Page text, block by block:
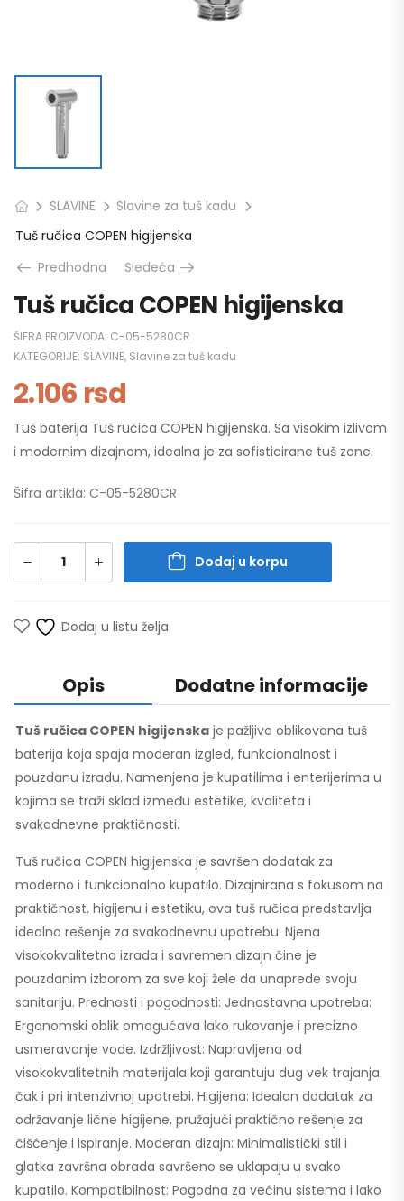
SLAVINE
Slavine za tuš kadu
Tuš ručica COPEN higijenska
Predhodna
Sledeća
Tuš ručica COPEN higijenska
ŠIFRA PROIZVODA: C-05-5280CR
KATEGORIJE: SLAVINE, Slavine za tuš kadu
2.106 rsd
Tuš baterija Tuš ručica COPEN higijenska. Sa visokim izlivom
i modernim dizajnom, idealna je za sofisticirane tuš zone.
Šifra artikla: C-05-5280CR
Dodaj u korpu
Dodaj u listu želja
Opis Dodatne informacije
Tuš ručica COPEN higijenska je pažljivo oblikovana tuš
baterija koja spaja moderan izgled, funkcionalnost i
pouzdanu izradu. Namenjena je kupatilima i enterijerima u
kojima se traži sklad između estetike, kvaliteta i
svakodnevne praktičnosti.
Tuš ručica COPEN higijenska je savršen dodatak za
moderno i funkcionalno kupatilo. Dizajnirana s fokusom na
praktičnost, higijenu i estetiku, ova tuš ručica predstavlja
idealno rešenje za svakodnevnu upotrebu. Njena
visokokvalitetna izrada i savremen dizajn čine je
pouzdanim izborom za sve koji žele da unaprede svoju
sanitariju. Prednosti i pogodnosti: Jednostavna upotreba:
Ergonomski oblik omogućava lako rukovanje i precizno
usmeravanje vode. Izdržljivost: Napravljena od
visokokvalitetnih materijala koji garantuju dug vek trajanja
čak i pri intenzivnoj upotrebi. Higijena: Idealan dodatak za
održavanje lične higijene, pružajući praktično rešenje za
čišćenje i ispiranje. Moderan dizajn: Minimalistički stil i
glatka završna obrada savršeno se uklapaju u svako
kupatilo. Kompatibilnost: Pogodna za većinu sistema i lako